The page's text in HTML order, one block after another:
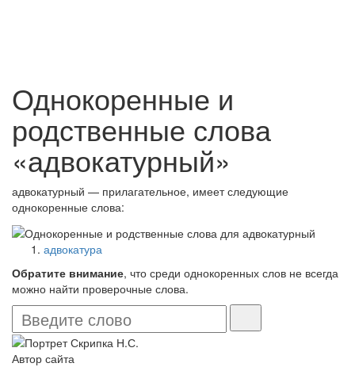
Однокоренные и
родственные слова
«адвокатурный»
адвокатурный — прилагательное, имеет следующие
однокоренные слова:
адвокатура
Обратите внимание, что среди однокоренных слов не всегда
можно найти проверочные слова.
Автор сайта